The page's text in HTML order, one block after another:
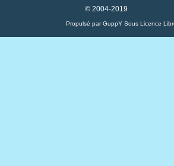
© 2004-2019
Propulsé par GuppYSous Licence